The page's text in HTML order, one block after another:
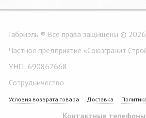
Габриэль ® Все права защищены © 2026
Частное предприятие «Союзгранит
УНП: 690862668
Сотрудничество
Условия возврата товара Доставка
Контактные